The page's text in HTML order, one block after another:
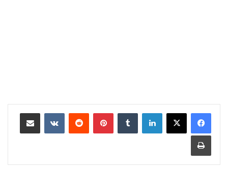
لينكدإن بينتيريست مشاركة عبر البريد
طباعة